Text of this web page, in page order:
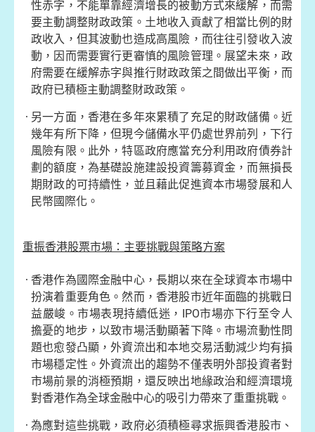
性赤字，不能單靠經濟增長的被動方式來緩解，而需
要主動調整財政政策。土地收入貢獻了相當比例的財
政收入，但其波動也造成高風險，而往往引發收入波
動，因而需要實行更審慎的風險管理。展望未來，政
府需要在緩解赤字與推行財政政策之間做出平衡，而
政府已積極主動調整財政政策。
另一方面，香港在多年來累積了充足的財政儲備。近
幾年有所下降，但現今儲備水平仍處世界前列，下行
風險有限。此外，特區政府應當充分利用政府債券計
劃的額度，為基礎設施建設投資籌募資金，而無損長
期財政的可持續性，並且藉此促進資本市場發展和人
民幣國際化。
重振香港股票市場：主要挑戰與策略方案
香港作為國際金融中心，長期以來在全球資本市場中
扮演着重要角色。然而，香港股市近年面臨的挑戰日
益嚴峻。市場表現持續低迷，IPO市場亦下行至令人
擔憂的地步，以致市場活動顯著下降。市場流動性問
題也愈發凸顯，外資流出和本地交易活動減少均有損
市場穩定性。外資流出的趨勢不僅表明外部投資者對
市場前景的消極預期，還反映出地緣政治和經濟環境
對香港作為全球金融中心的吸引力帶來了重重挑戰。
為應對這些挑戰，政府必須積極尋求振興香港股市、